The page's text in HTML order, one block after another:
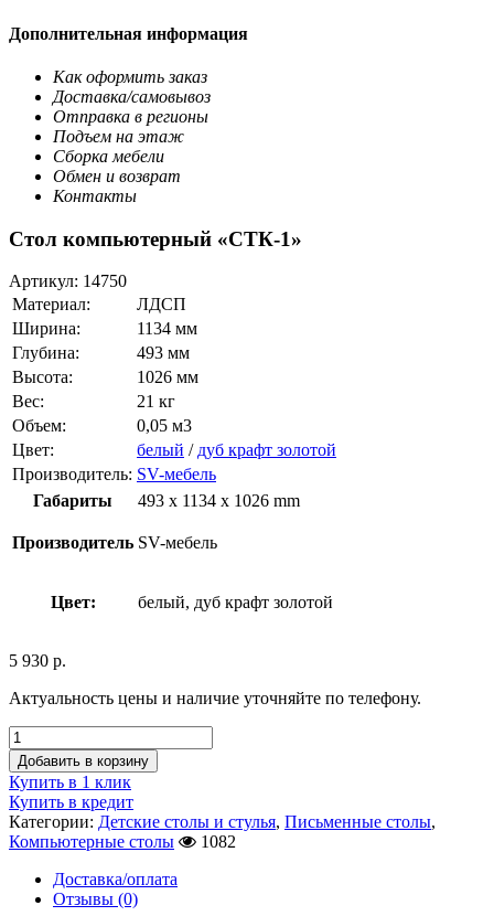
Дополнительная информация
Как оформить заказ
Доставка/самовывоз
Отправка в регионы
Подъем на этаж
Сборка мебели
Обмен и возврат
Контакты
Стол компьютерный «СТК-1»
Артикул: 14750
Материал:
ЛДСП
Ширина:
1134 мм
Глубина:
493 мм
Высота:
1026 мм
Вес:
21 кг
Объем:
0,05 м3
Цвет:
белый / дуб крафт золотой
Производитель: SV-мебель
Габариты
493 x 1134 x 1026 mm
Производитель SV-мебель
Цвет: белый, дуб крафт золотой
5 930 р.
Актуальность цены и наличие уточняйте по телефону.
Добавить в корзину
Купить в 1 клик
Купить в кредит
Категории: Детские столы и стулья, Письменные столы,
Компьютерные столы
1082
Доставка/оплата
Отзывы (0)